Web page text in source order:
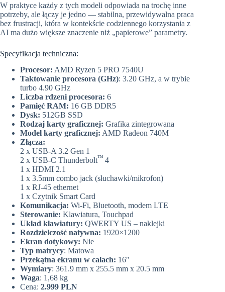
W praktyce każdy z tych modeli odpowiada na trochę inne
potrzeby, ale łączy je jedno — stabilna, przewidywalna praca
bez frustracji, która w kontekście codziennego korzystania z
AI ma dużo większe znaczenie niż „papierowe” parametry.
Specyfikacja techniczna:
Procesor: AMD Ryzen 5 PRO 7540U
Taktowanie procesora (GHz): 3.20 GHz, a w trybie
turbo 4.90 GHz
Liczba rdzeni procesora: 6
Pamięć RAM: 16 GB DDR5
Dysk: 512GB SSD
Rodzaj karty graficznej: Grafika zintegrowana
Model karty graficznej: AMD Radeon 740M
Złącza:
2 x USB-A 3.2 Gen 1
2 x USB-C Thunderbolt™ 4
1 x HDMI 2.1
1 x 3.5mm combo jack (słuchawki/mikrofon)
1 x RJ-45 ethernet
1 x Czytnik Smart Card
Komunikacja: Wi-Fi, Bluetooth, modem LTE
Sterowanie: Klawiatura, Touchpad
Układ klawiatury: QWERTY US – naklejki
Rozdzielczość natywna: 1920×1200
Ekran dotykowy: Nie
Typ matrycy: Matowa
Przekątna ekranu w calach: 16″
Wymiary: 361.9 mm x 255.5 mm x 20.5 mm
Waga: 1,68 kg
Cena: 2.999 PLN